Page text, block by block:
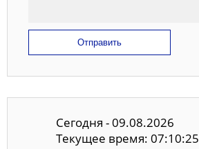
Отправить
Сегодня - 09.08.2026
Текущее время: 07:10:25